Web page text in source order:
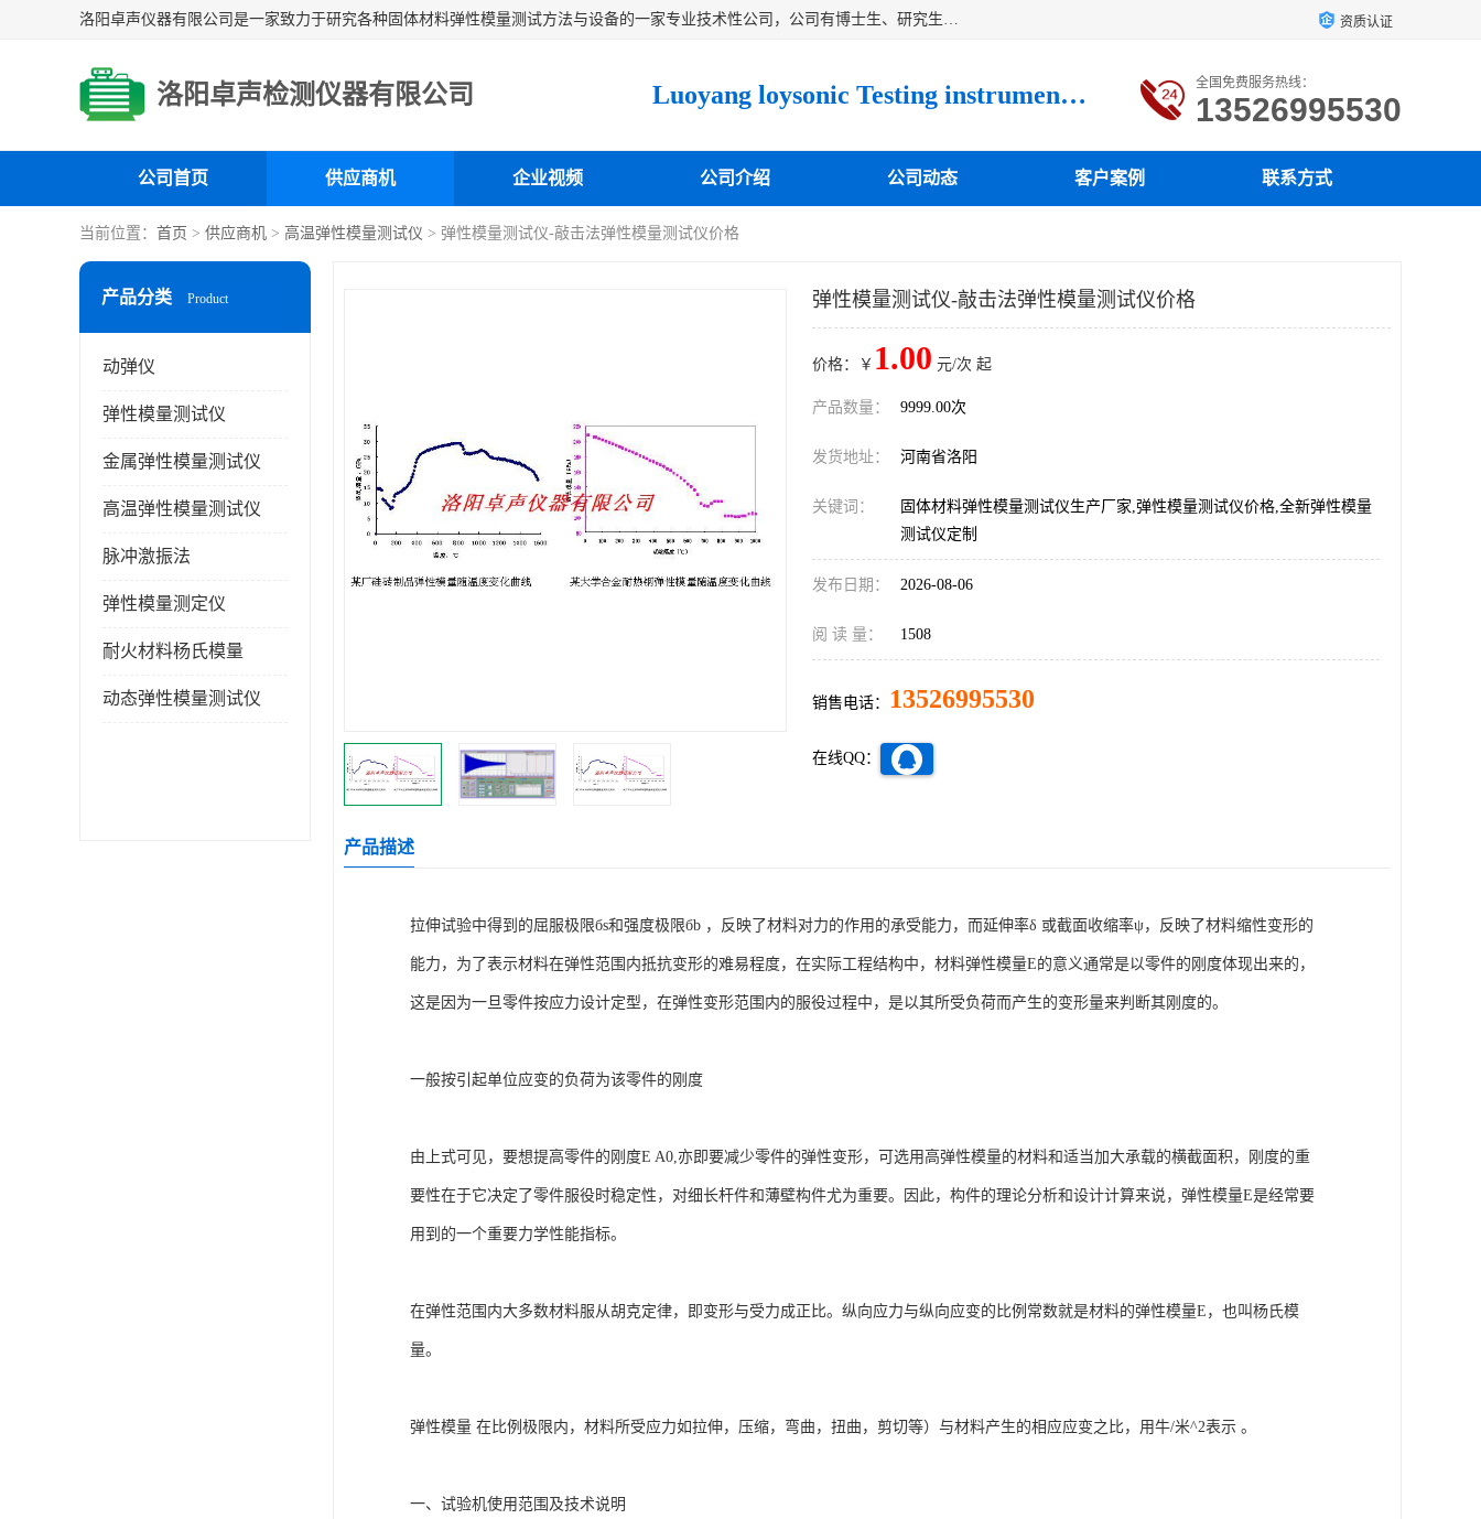
洛阳卓声仪器有限公司是一家致力于研究各种固体材料弹性模量测试方法与设备的一家专业技术性公司，公司有博士生、研究生等相关人员专业从事该技术的研发开拓，目前已开发成功出常温动态弹性模量仪、高温动态弹性模量仪，可测试不同材料、不同形状的弹性模量，测试技术达国内成员之一水平，国际先进水平，望有识之士能共同合作，为材料的生产、研发提供必要的技术支持。 资质认证
洛阳卓声检测仪器有限公司 Luoyang loysonic Testing instrument co., LTD 全国免费服务热线：
13526995530
公司首页 供应商机 企业视频 公司介绍 公司动态 客户案例 联系方式
当前位置： 首页 > 供应商机 > 高温弹性模量测试仪 > 弹性模量测试仪-敲击法弹性模量测试仪价格
产品分类 Product
动弹仪
弹性模量测试仪
金属弹性模量测试仪
高温弹性模量测试仪
脉冲激振法
弹性模量测定仪
耐火材料杨氏模量
动态弹性模量测试仪
弹性模量测试仪-敲击法弹性模量测试仪价格
价格：￥ 1.00 元/次 起
产品数量： 9999.00次
发货地址： 河南省洛阳
关键词：
固体材料弹性模量测试仪生产厂家,弹性模量测试仪价格,全新弹性模量
测试仪定制
发布日期： 2026-08-06
阅 读 量： 1508
销售电话： 13526995530
在线QQ：
产品描述
拉伸试验中得到的屈服极限бs和强度极限бb ，反映了材料对力的作用的承受能力，而延伸率δ 或截面收缩率ψ，反映了材料缩性变形的
能力，为了表示材料在弹性范围内抵抗变形的难易程度，在实际工程结构中，材料弹性模量E的意义通常是以零件的刚度体现出来的，
这是因为一旦零件按应力设计定型，在弹性变形范围内的服役过程中，是以其所受负荷而产生的变形量来判断其刚度的。
一般按引起单位应变的负荷为该零件的刚度
由上式可见，要想提高零件的刚度E A0,亦即要减少零件的弹性变形，可选用高弹性模量的材料和适当加大承载的横截面积，刚度的重
要性在于它决定了零件服役时稳定性，对细长杆件和薄壁构件尤为重要。因此，构件的理论分析和设计计算来说，弹性模量E是经常要
用到的一个重要力学性能指标。
在弹性范围内大多数材料服从胡克定律，即变形与受力成正比。纵向应力与纵向应变的比例常数就是材料的弹性模量E，也叫杨氏模
量。
弹性模量 在比例极限内，材料所受应力如拉伸，压缩，弯曲，扭曲，剪切等）与材料产生的相应应变之比，用牛/米^2表示 。
一、试验机使用范围及技术说明